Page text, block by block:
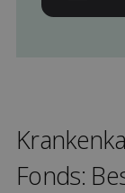
Fonds: